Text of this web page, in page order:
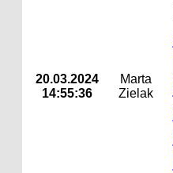
20.03.2024
14:55:36
Marta
Zielak